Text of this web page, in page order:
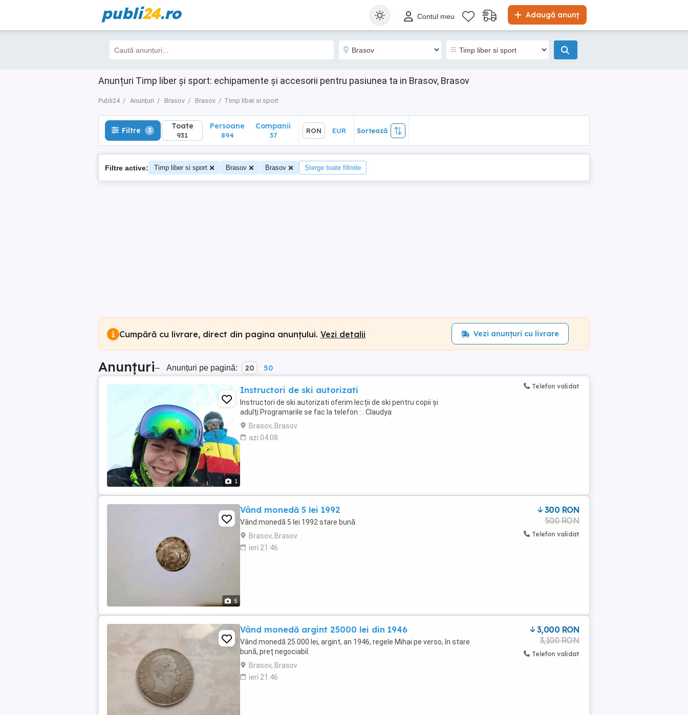
publi24.ro Adaugă anunț
Contul meu
Anunțuri Timp liber și sport: echipamente și accesorii pentru pasiunea ta in Brasov, Brasov
Publi24 Anunțuri Brasov Brasov Timp liber si sport
Filtre 3 Toate
931
Sortează
Filtre 3 Toate
931
Persoane
894
Companii
37
RON EUR Sortează
Filtre active: Timp liber si sport Brasov Brasov Șterge toate filtrele
Cumpără cu livrare, direct din pagina anunțului. Vezi detalii Vezi anunțuri cu livrare
Anunțuri– Anunțuri pe pagină: 20 50
1
Instructori de ski autorizati
Instructori de ski autorizati oferim lecții de ski pentru copii și
adulți.Programarile se fac la telefon : . Claudya
Brasov, Brasov
azi 04:08
Telefon validat
5
Vând monedă 5 lei 1992
Vând monedă 5 lei 1992 stare bună.
Brasov, Brasov
ieri 21:46
300 RON
500 RON
Telefon validat
Vând monedă argint 25000 lei din 1946
Vând monedă 25.000 lei, argint, an 1946, regele Mihai pe verso, în stare
bună, preț negociabil.
Brasov, Brasov
ieri 21:46
3,000 RON
3,100 RON
Telefon validat